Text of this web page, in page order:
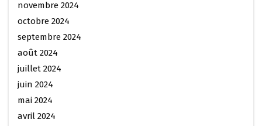
novembre 2024
octobre 2024
septembre 2024
août 2024
juillet 2024
juin 2024
mai 2024
avril 2024